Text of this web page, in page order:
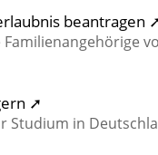
beantragen
➚
Studium in